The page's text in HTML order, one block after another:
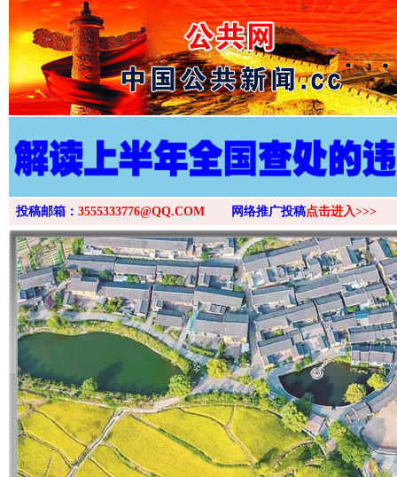
>
投稿邮箱： 3555333776@QQ.COM 网络推广投稿点击进入>>>